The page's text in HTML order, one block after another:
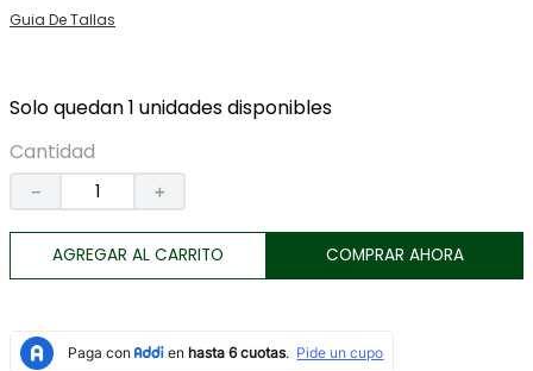
Guia De Tallas
Solo quedan 1 unidades disponibles
Cantidad
＋
－
AGREGAR AL CARRITO COMPRAR AHORA